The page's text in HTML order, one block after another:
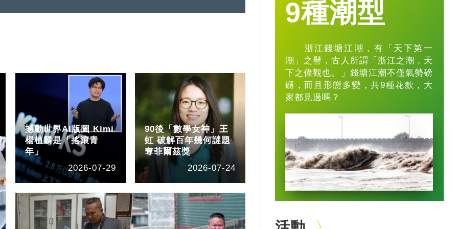
撼動世界AI版圖 Kimi
楊植麟是「搖滾青
年」
2026-07-29
90後「數學女神」王
虹 破解百年幾何謎題
奪菲爾茲獎
2026-07-24
9種潮型
浙江錢塘江潮，有「天下第一
潮」之譽，古人所謂「浙江之潮，天
下之偉觀也。」錢塘江潮不僅氣勢磅
礴，而且形態多變，共9種花款，大
家都見過嗎？